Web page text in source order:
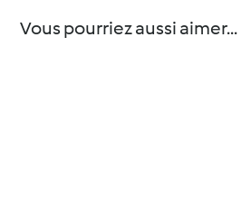
Vous pourriez aussi aimer...